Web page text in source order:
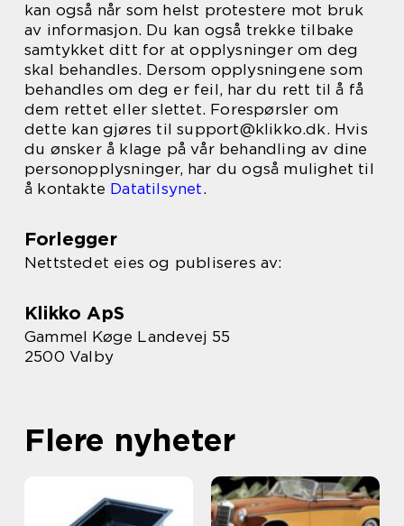
kan også når som helst protestere mot bruk
av informasjon. Du kan også trekke tilbake
samtykket ditt for at opplysninger om deg
skal behandles. Dersom opplysningene som
behandles om deg er feil, har du rett til å få
dem rettet eller slettet. Forespørsler om
dette kan gjøres til support@klikko.dk. Hvis
du ønsker å klage på vår behandling av dine
personopplysninger, har du også mulighet til
å kontakte Datatilsynet.
Forlegger
Nettstedet eies og publiseres av:
Klikko ApS
Gammel Køge Landevej 55
2500 Valby
Flere nyheter